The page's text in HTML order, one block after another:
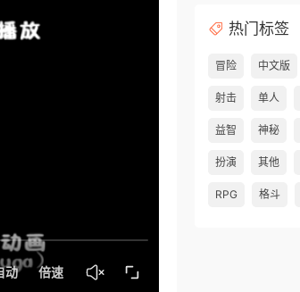
热门标签
冒险 中文版
射击 单人
益智 神秘
扮演 其他
RPG 格斗